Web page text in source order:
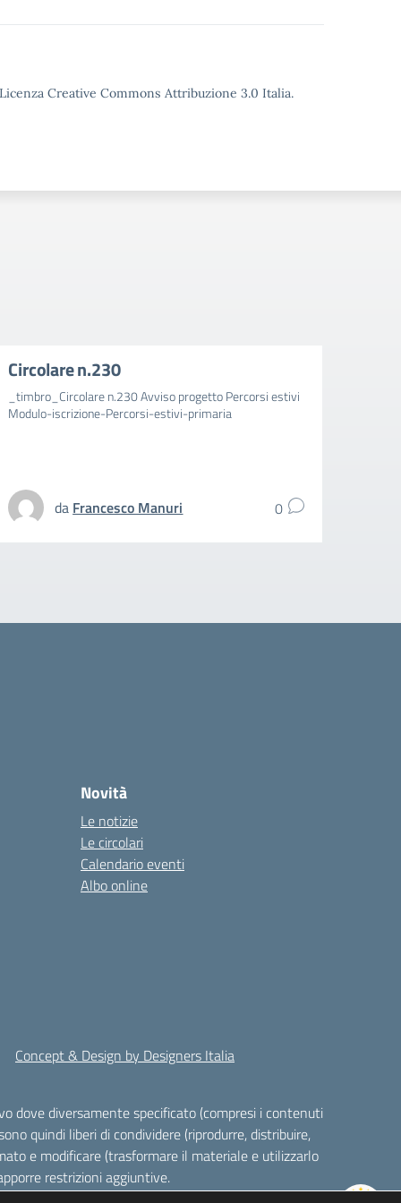
Creative Commons Attribuzione 3.0 Italia.
Circolare n.230
_timbro_Circolare n.230 Avviso progetto Percorsi estivi
Modulo-iscrizione-Percorsi-estivi-primaria
da Francesco Manuri 0
Novità
Le notizie
Le circolari
Calendario eventi
Albo online
Concept & Design by Designers Italia
dove diversamente specificato (compresi i contenuti
quindi liberi di condividere (riprodurre, distribuire,
e modificare (trasformare il materiale e utilizzarlo
restrizioni aggiuntive.